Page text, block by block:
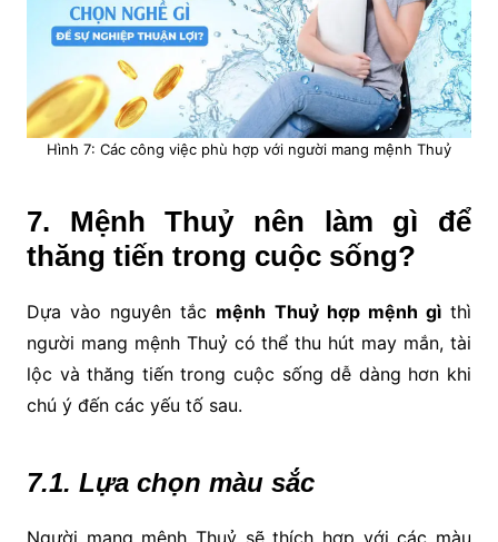
Hình 7: Các công việc phù hợp với người mang mệnh Thuỷ
7. Mệnh Thuỷ nên làm gì để
thăng tiến trong cuộc sống?
Dựa vào nguyên tắc mệnh Thuỷ hợp mệnh gìthì
người mang mệnh Thuỷ có thể thu hút may mắn, tài
lộc và thăng tiến trong cuộc sống dễ dàng hơn khi
chú ý đến các yếu tố sau.
7.1. Lựa chọn màu sắc